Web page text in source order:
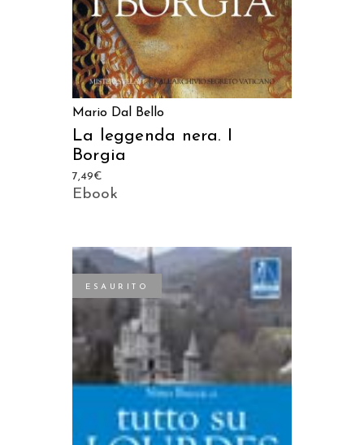
Mario Dal Bello
La leggenda nera. I
Borgia
7,49€
Ebook
ESAURITO
LEGGI TUTTO